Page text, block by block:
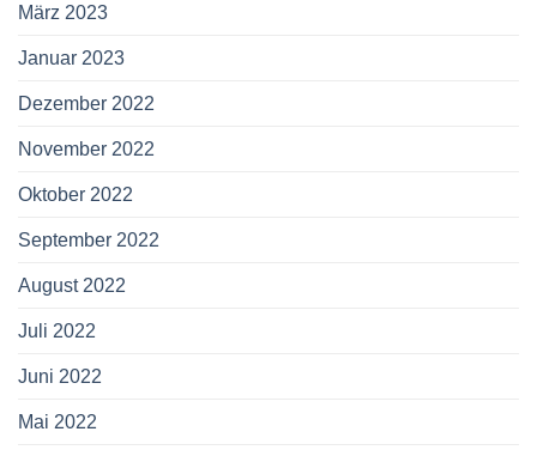
März 2023
Januar 2023
Dezember 2022
November 2022
Oktober 2022
September 2022
August 2022
Juli 2022
Juni 2022
Mai 2022